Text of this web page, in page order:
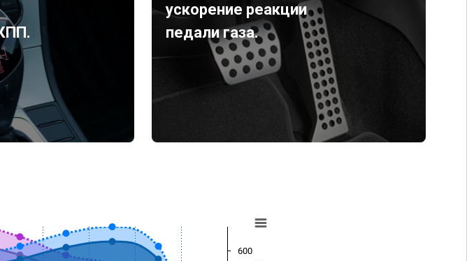
ускорение реакции
педали газа.
600